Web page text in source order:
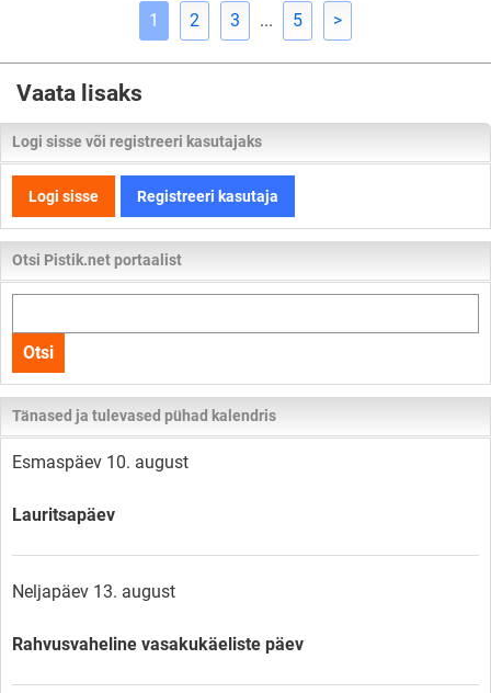
1 2 3 ... 5 >
Vaata lisaks
Logi sisse või registreeri kasutajaks
Logi sisse Registreeri kasutaja
Otsi Pistik.net portaalist
kogu
lehelt
Otsi
Tänased ja tulevased pühad kalendris
Esmaspäev 10. august
Lauritsapäev
Neljapäev 13. august
Rahvusvaheline vasakukäeliste päev